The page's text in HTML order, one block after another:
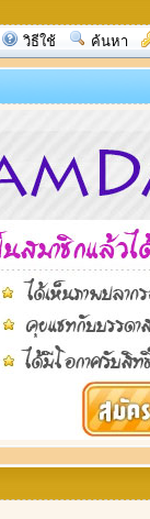
วิธีใช้ ค้นหา